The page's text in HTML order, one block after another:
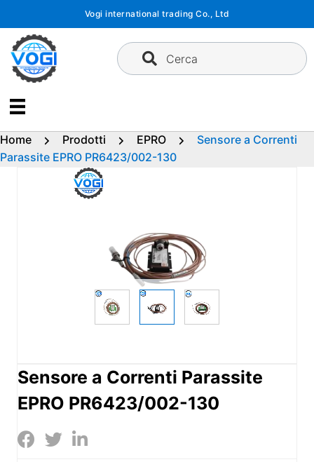
contenuto
Vogi international trading Co., Ltd
Cerca
Home Prodotti EPRO
Sensore a Correnti
Parassite EPRO PR6423/002-130
Sensore a Correnti Parassite
EPRO PR6423/002-130